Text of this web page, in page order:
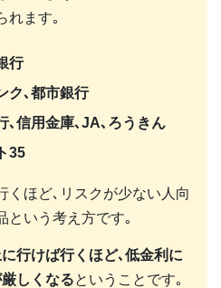
れます｡
行
ク､都市銀行
､信用金庫､JA､ろうきん
35
くほど､リスクが少ない人向
という考え方です｡
に行けば行くほど､低金利に
しくなるということです｡